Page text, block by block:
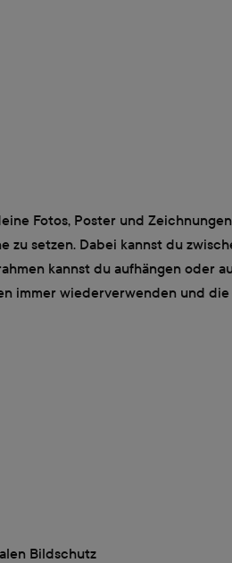
Fotos, Poster und
zu setzen. Dabei kannst du
kannst du aufhängen oder
immer wiederverwenden und
Bildschutz